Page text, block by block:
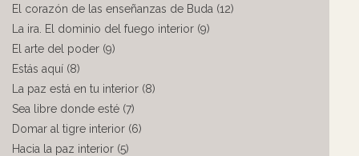
El corazón de las enseñanzas de Buda (12)
La ira. El dominio del fuego interior (9)
El arte del poder (9)
Estás aquí (8)
La paz está en tu interior (8)
Sea libre donde esté (7)
Domar al tigre interior (6)
Hacia la paz interior (5)